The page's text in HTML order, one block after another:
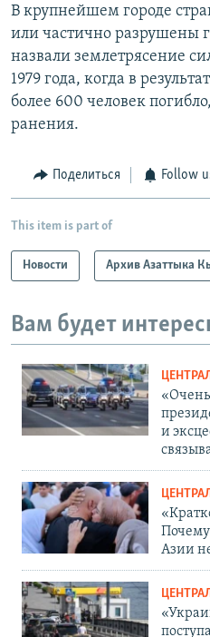
В крупнейшем городе
или частично разрушены
назвали землетрясение
1979 года, когда в
более 600 человек
ранения.
Поделиться Follow
This item is part of
Новости Архив Азаттыка
Вам будет
и
Азии